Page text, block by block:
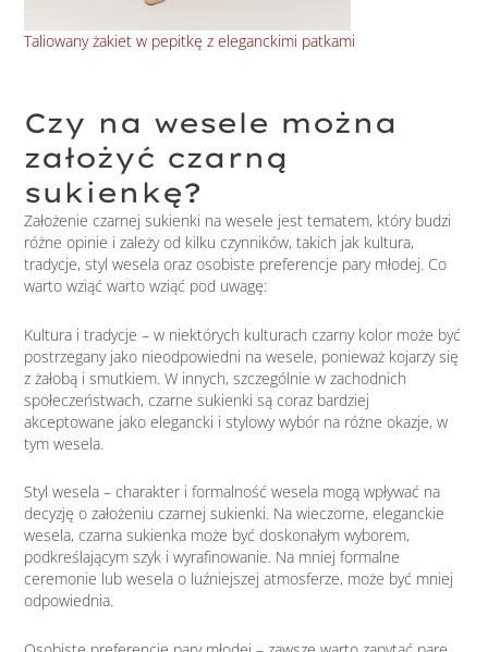
Taliowany żakiet w pepitkę z eleganckimi patkami
Czy na wesele można
założyć czarną
sukienkę?
Założenie czarnej sukienki na wesele jest tematem, który budzi
różne opinie i zależy od kilku czynników, takich jak kultura,
tradycje, styl wesela oraz osobiste preferencje pary młodej. Co
warto wziąć warto wziąć pod uwagę:
Kultura i tradycje – w niektórych kulturach czarny kolor może być
postrzegany jako nieodpowiedni na wesele, ponieważ kojarzy się
z żałobą i smutkiem. W innych, szczególnie w zachodnich
społeczeństwach, czarne sukienki są coraz bardziej
akceptowane jako elegancki i stylowy wybór na różne okazje, w
tym wesela.
Styl wesela – charakter i formalność wesela mogą wpływać na
decyzję o założeniu czarnej sukienki. Na wieczorne, eleganckie
wesela, czarna sukienka może być doskonałym wyborem,
podkreślającym szyk i wyrafinowanie. Na mniej formalne
ceremonie lub wesela o luźniejszej atmosferze, może być mniej
odpowiednia.